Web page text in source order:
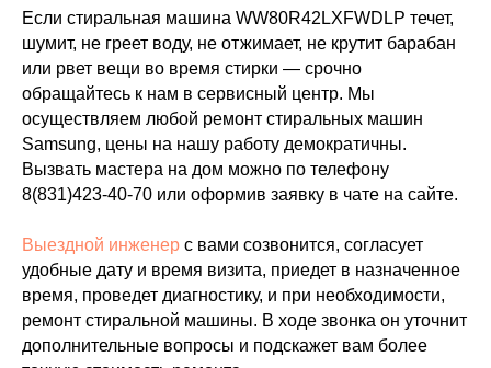
Если стиральная машина WW80R42LXFWDLP течет,
шумит, не греет воду, не отжимает, не крутит барабан
или рвет вещи во время стирки — срочно
обращайтесь к нам в сервисный центр. Мы
осуществляем любой ремонт стиральных машин
Samsung, цены на нашу работу демократичны.
Вызвать мастера на дом можно по телефону
8(831)423-40-70 или оформив заявку в чате на сайте.
Выездной инженер с вами созвонится, согласует
удобные дату и время визита, приедет в назначенное
время, проведет диагностику, и при необходимости,
ремонт стиральной машины. В ходе звонка он уточнит
дополнительные вопросы и подскажет вам более